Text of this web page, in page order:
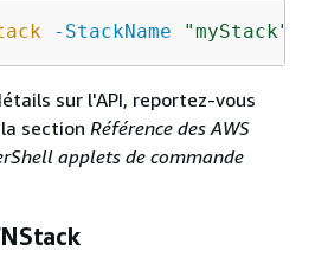
-StackName "myStack"
sur l'API, reportez-vous
section Référence des AWS
applets de commande